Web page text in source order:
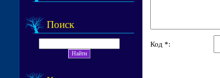
Поиск
Код *: